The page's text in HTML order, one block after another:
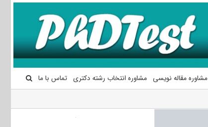
مشاوره مقاله نویسی مشاوره انتخاب رشته دکتری تماس با ما